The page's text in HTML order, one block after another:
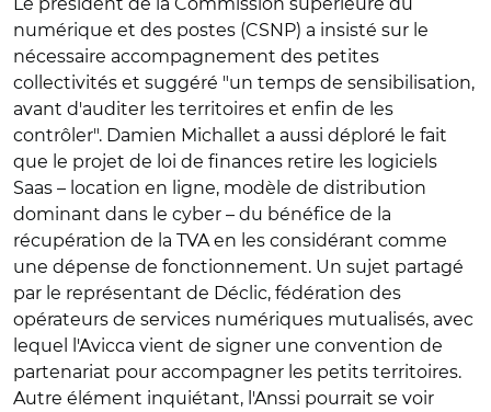
numérique et des postes (CSNP) a insisté sur le
nécessaire accompagnement des petites
collectivités et suggéré "un temps de sensibilisation,
avant d'auditer les territoires et enfin de les
contrôler". Damien Michallet a aussi déploré le fait
que le projet de loi de finances retire les logiciels
Saas – location en ligne, modèle de distribution
dominant dans le cyber – du bénéfice de la
récupération de la TVA en les considérant comme
une dépense de fonctionnement. Un sujet partagé
par le représentant de Déclic, fédération des
opérateurs de services numériques mutualisés, avec
lequel l'Avicca vient de signer une convention de
partenariat pour accompagner les petits territoires.
Autre élément inquiétant, l'Anssi pourrait se voir